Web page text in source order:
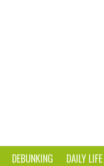
DEBUNKING DAILY LIFE